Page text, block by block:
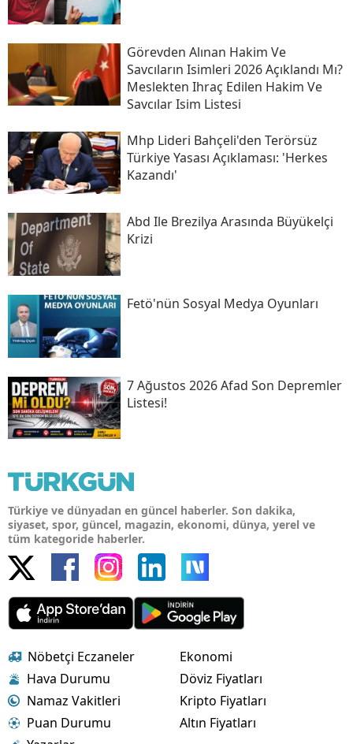
Görevden Alınan Hakim Ve
Savcıların Isimleri 2026 Açıklandı Mı?
Meslekten Ihraç Edilen Hakim Ve
Savcılar Isim Listesi
Mhp Lideri Bahçeli'den Terörsüz
Türkiye Yasası Açıklaması: 'herkes
Kazandı'
Abd Ile Brezilya Arasında Büyükelçi
Krizi
Fetö'nün Sosyal Medya Oyunları
7 Ağustos 2026 Afad Son Depremler
Listesi!
Türkiye ve dünyadan en güncel haberler. Son dakika,
siyaset, spor, güncel, magazin, ekonomi, dünya, yerel ve
tüm kategoride haberler.
Nöbetçi Eczaneler
Hava Durumu
Namaz Vakitleri
Puan Durumu
Ekonomi
Döviz Fiyatları
Kripto Fiyatları
Altın Fiyatları